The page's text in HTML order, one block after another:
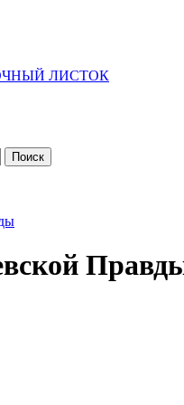
ЛИСТОК